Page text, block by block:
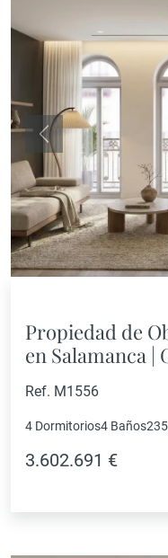
Anterior
Propiedad de
en Salamanca |
Ref. M1556
4 Dormitorios4 Baños
3.602.691 €